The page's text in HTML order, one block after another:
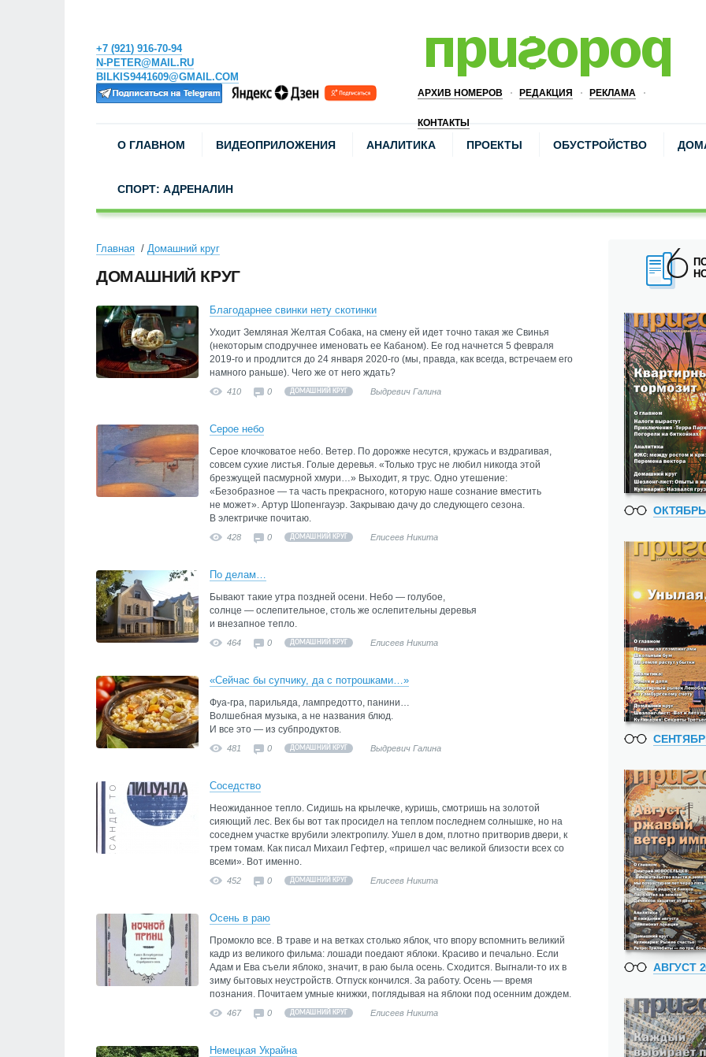
+7 (921) 916-70-94
N-PETER@MAIL.RU
BILKIS9441609@GMAIL.COM
АРХИВ НОМЕРОВ РЕДАКЦИЯ РЕКЛАМА
КОНТАКТЫ
О ГЛАВНОМ ВИДЕОПРИЛОЖЕНИЯ АНАЛИТИКА ПРОЕКТЫ ОБУСТРОЙСТВО
СПОРТ: АДРЕНАЛИН
Главная Домашний круг
ДОМАШНИЙ КРУГ
Благодарнее свинки нету скотинки
Уходит Земляная Желтая Собака, на смену ей идет точно такая же Свинья
(некоторым сподручнее именовать ее Кабаном). Ее год начнется 5 февраля
2019-го и продлится до 24 января 2020-го (мы, правда, как всегда, встречаем его
намного раньше). Чего же от него ждать?
410 0 ДОМАШНИЙ КРУГ Выдревич Галина
Серое небо
Серое клочковатое небо. Ветер. По дорожке несутся, кружась и вздрагивая,
совсем сухие листья. Голые деревья. «Только трус не любил никогда этой
брезжущей пасмурной хмури…» Выходит, я трус. Одно утешение:
«Безобразное — та часть прекрасного, которую наше сознание вместить
не может». Артур Шопенгауэр. Закрываю дачу до следующего сезона.
В электричке почитаю.
428 0 ДОМАШНИЙ КРУГ Елисеев Никита
По делам…
Бывают такие утра поздней осени. Небо — голубое,
солнце — ослепительное, столь же ослепительны деревья
и внезапное тепло.
464 0 ДОМАШНИЙ КРУГ Елисеев Никита
«Сейчас бы супчику, да с потрошками…»
Фуа-гра, парильяда, лампредотто, панини…
Волшебная музыка, а не названия блюд.
И все это — из субпродуктов.
481 0 ДОМАШНИЙ КРУГ Выдревич Галина
Соседство
Неожиданное тепло. Сидишь на крылечке, куришь, смотришь на золотой
сияющий лес. Век бы вот так просидел на теплом последнем солнышке, но на
соседнем участке врубили электропилу. Ушел в дом, плотно притворив двери, к
трем томам. Как писал Михаил Гефтер, «пришел час великой близости всех со
всеми». Вот именно.
452 0 ДОМАШНИЙ КРУГ Елисеев Никита
Осень в раю
Промокло все. В траве и на ветках столько яблок, что впору вспомнить великий
кадр из великого фильма: лошади поедают яблоки. Красиво и печально. Если
Адам и Ева съели яблоко, значит, в раю была осень. Сходится. Выгнали-то их в
зиму бытовых неустройств. Отпуск кончился. За работу. Осень — время
познания. Почитаем умные книжки, поглядывая на яблоки под осенним дождем.
467 0 ДОМАШНИЙ КРУГ Елисеев Никита
Немецкая Украйна
ОКТЯБРЬ
АВГУСТ